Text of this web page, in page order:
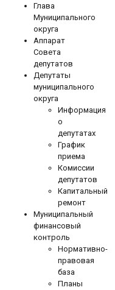
Глава
Муниципального
округа
Аппарат
Совета
депутатов
Депутаты
муниципального
округа
Информация
о
депутатах
График
приема
Комиссии
депутатов
Капитальный
ремонт
Муниципальный
финансовый
контроль
Нормативно-
правовая
база
Планы